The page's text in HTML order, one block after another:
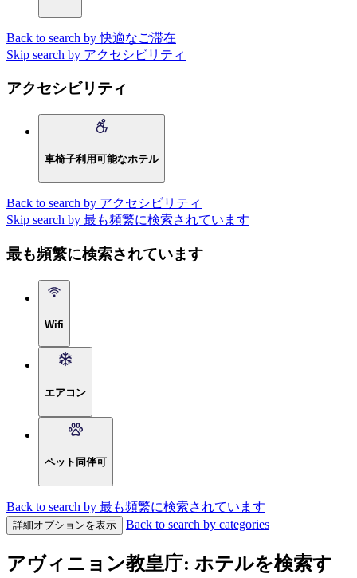
Back to search by 快適なご滞在
Skip search by アクセシビリティ
アクセシビリティ
車椅子利用可能なホテル
Back to search by アクセシビリティ
Skip search by 最も頻繁に検索されています
最も頻繁に検索されています
Wifi
エアコン
ペット同伴可
Back to search by 最も頻繁に検索されています
詳細オプションを表示 Back to search by categories
アヴィニョン教皇庁: ホテルを検索す